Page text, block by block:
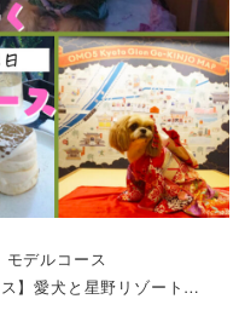
モデルコース
喫プラン | OMO5 京都祇園～Panel cafe京都～人力車のえびす屋～OBU CAFE